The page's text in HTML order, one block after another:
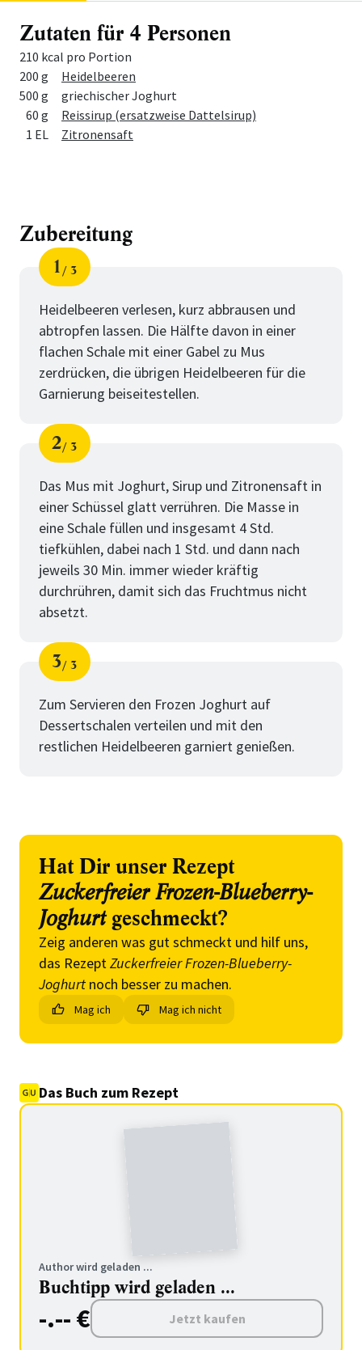
Zutaten für 4 Personen
210 kcal pro Portion
Menge
Zutat
200 g
Heidelbeeren
500 g
griechischer Joghurt
60 g
Reissirup (ersatzweise Dattelsirup)
1 EL
Zitronensaft
Zubereitung
Schritt
1
von
3
Heidelbeeren verlesen, kurz abbrausen und
abtropfen lassen. Die Hälfte davon in einer
flachen Schale mit einer Gabel zu Mus
zerdrücken, die übrigen Heidelbeeren für die
Garnierung beiseitestellen.
Schritt
2
von
3
Das Mus mit Joghurt, Sirup und Zitronensaft in
einer Schüssel glatt verrühren. Die Masse in
eine Schale füllen und insgesamt 4 Std.
tiefkühlen, dabei nach 1 Std. und dann nach
jeweils 30 Min. immer wieder kräftig
durchrühren, damit sich das Fruchtmus nicht
absetzt.
Schritt
3
von
3
Zum Servieren den Frozen Joghurt auf
Dessertschalen verteilen und mit den
restlichen Heidelbeeren garniert genießen.
Hat Dir unser Rezept
Zuckerfreier Frozen-Blueberry-
Joghurtgeschmeckt?
Zeig anderen was gut schmeckt und hilf uns,
das RezeptZuckerfreier Frozen-Blueberry-
Joghurt noch besser zu machen.
Mag ich Mag ich nicht
Das Buch zum Rezept
Author wird geladen ...
Buchtipp wird geladen ...
-.-- € Jetzt kaufen